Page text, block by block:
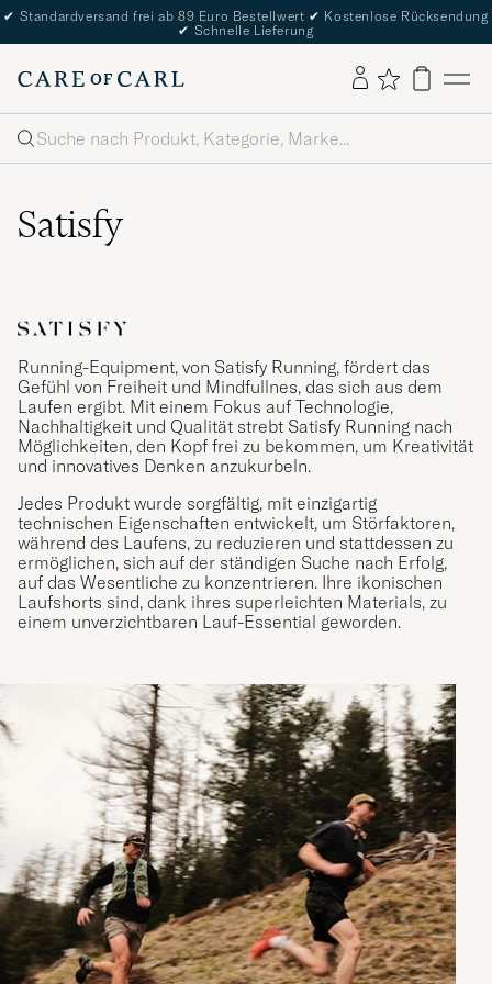
✔ Standardversand frei ab 89 Euro Bestellwert ✔ Kostenlose Rücksendung
✔ Schnelle Lieferung
Suche
Satisfy
Running-Equipment, von Satisfy Running, fördert das
Gefühl von Freiheit und Mindfullnes, das sich aus dem
Laufen ergibt. Mit einem Fokus auf Technologie,
Nachhaltigkeit und Qualität strebt Satisfy Running nach
Möglichkeiten, den Kopf frei zu bekommen, um Kreativität
und innovatives Denken anzukurbeln.
Jedes Produkt wurde sorgfältig, mit einzigartig
technischen Eigenschaften entwickelt, um Störfaktoren,
während des Laufens, zu reduzieren und stattdessen zu
ermöglichen, sich auf der ständigen Suche nach Erfolg,
auf das Wesentliche zu konzentrieren. Ihre ikonischen
Laufshorts sind, dank ihres superleichten Materials, zu
einem unverzichtbaren Lauf-Essential geworden.